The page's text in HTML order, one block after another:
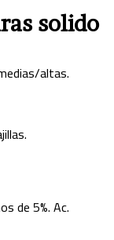
solido
altas.
de 5%. Ac.